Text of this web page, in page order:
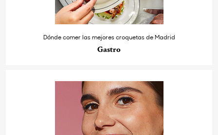
Dónde comer las mejores croquetas de Madrid
Gastro